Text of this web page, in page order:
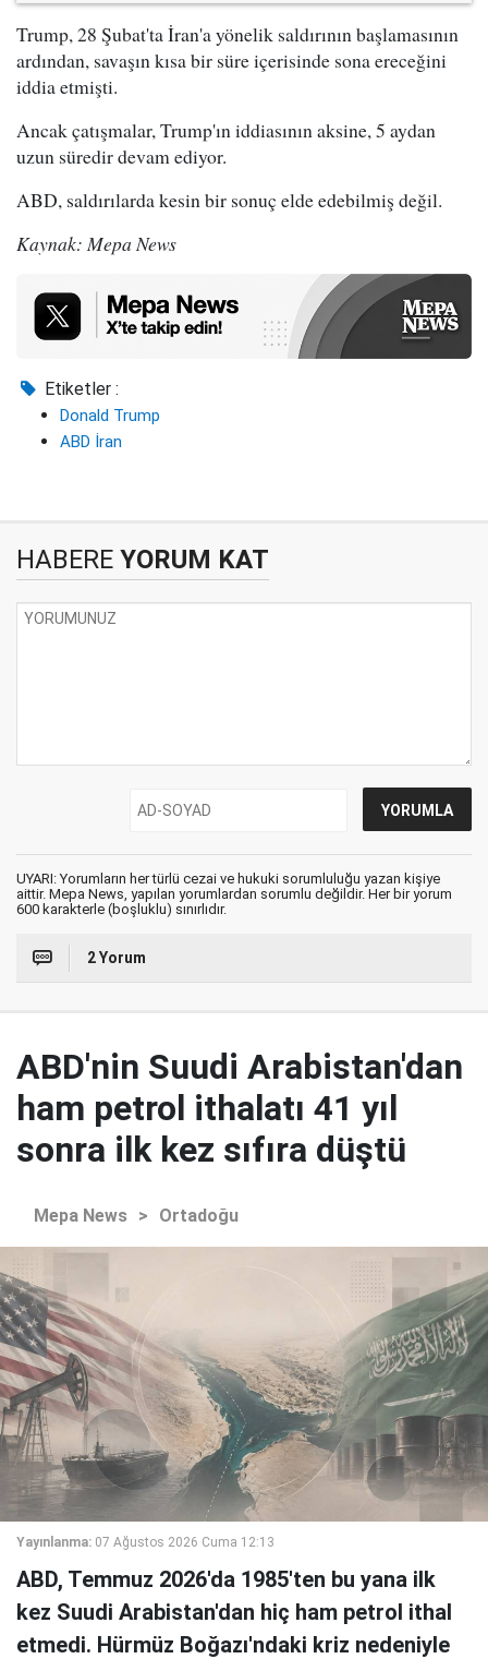
Trump, 28 Şubat'ta İran'a yönelik saldırının başlamasının
ardından, savaşın kısa bir süre içerisinde sona ereceğini
iddia etmişti.
Ancak çatışmalar, Trump'ın iddiasının aksine, 5 aydan
uzun süredir devam ediyor.
ABD, saldırılarda kesin bir sonuç elde edebilmiş değil.
Kaynak: Mepa News
Etiketler :
Donald Trump
ABD İran
HABERE YORUM KAT
UYARI: Yorumların her türlü cezai ve hukuki sorumluluğu yazan kişiye
aittir. Mepa News, yapılan yorumlardan sorumlu değildir. Her bir yorum
600 karakterle (boşluklu) sınırlıdır.
2 Yorum
ABD'nin Suudi Arabistan'dan
ham petrol ithalatı 41 yıl
sonra ilk kez sıfıra düştü
Mepa News > Ortadoğu
Yayınlanma: 07 Ağustos 2026 Cuma 12:13
ABD, Temmuz 2026'da 1985'ten bu yana ilk
kez Suudi Arabistan'dan hiç ham petrol ithal
etmedi. Hürmüz Boğazı'ndaki kriz nedeniyle